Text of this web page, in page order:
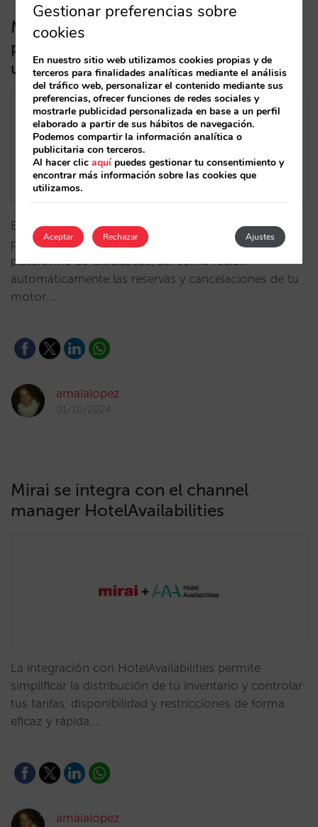
Mirai se integra con Cloudbeds, la
plataforma de gestión hotelera
unificada
Esta conexión te permite gestionar inventario,
precios y restricciones en tiempo real desde la
plataforma de Cloudbeds, así como recibir
automáticamente las reservas y cancelaciones de tu
motor.…
amaialopez
01/10/2024
Mirai se integra con el channel
manager HotelAvailabilities
La integración con HotelAvailabilities permite
simplificar la distribución de tu inventario y controlar
tus tarifas, disponibilidad y restricciones de forma
eficaz y rápida.…
amaialopez
Gestionar preferencias sobre
cookies
En nuestro sitio web utilizamos cookies propias y de
terceros para finalidades analíticas mediante el análisis
del tráfico web, personalizar el contenido mediante sus
preferencias, ofrecer funciones de redes sociales y
mostrarle publicidad personalizada en base a un perfil
elaborado a partir de sus hábitos de navegación.
Podemos compartir la información analítica o
publicitaria con terceros.
Al hacer clicaquípuedes gestionar tu consentimiento y
encontrar más información sobre las cookies que
utilizamos.
Aceptar Ajustes
Rechazar